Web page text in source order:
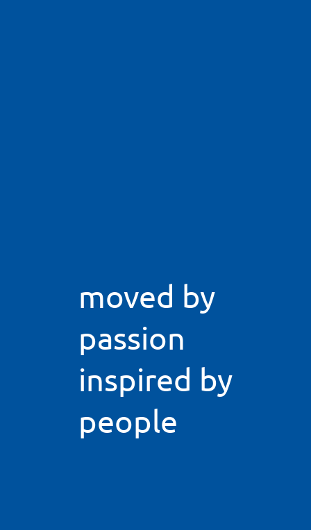
moved by
passion
inspired by
people